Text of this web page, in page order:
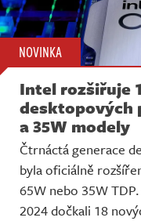
NOVINKA
Intel rozšiřuje
desktopových
a 35W modely
Čtrnáctá generace
byla oficiálně
65W nebo 35W
2024 dočkali 18